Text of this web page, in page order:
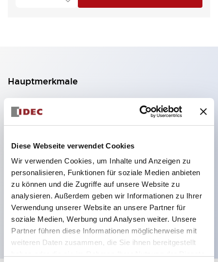
Diese Webseite verwendet Cookies
Wir verwenden Cookies, um Inhalte und Anzeigen zu
personalisieren, Funktionen für soziale Medien anbieten
zu können und die Zugriffe auf unsere Website zu
analysieren. Außerdem geben wir Informationen zu Ihrer
Verwendung unserer Website an unsere Partner für
soziale Medien, Werbung und Analysen weiter. Unsere
Partner führen diese Informationen möglicherweise mit
weiteren Daten zusammen, die Sie ihnen bereitgestellt
Hauptmerkmale
2-Kontakt-Block mit 2 Stufen, ermöglicht eine 4-
Kontakt-Konfiguration (Gewährleistung der
Paneltiefe 39,9 mm (※ 11-stufiger Kontaktblock),
59,9 mm (※ 22-stufiger Kontaktblock).
Platzsparendes Design möglich.
Sicherheitsstruktur der 3. Generation: 2-Aktions-
Freisetzung, integrierter Schutz, IP20-
Fingerschutzstruktur